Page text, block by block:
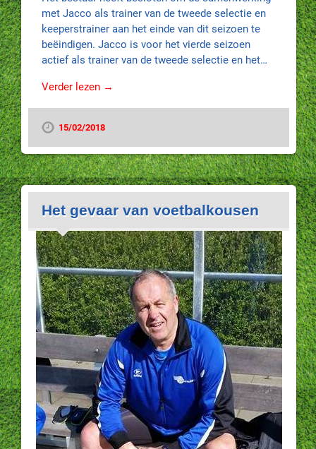
met Jacco als trainer van de tweede selectie en
keeperstrainer aan het einde van dit seizoen te
beëindigen. Jacco is voor het vierde seizoen
actief als trainer van de tweede selectie en het…
Verder lezen →
15/02/2018
Het gevaar van voetbalkousen